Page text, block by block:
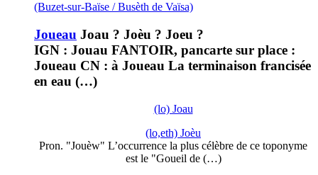
(Buzet-sur-Baïse / Busèth de Vaïsa)
Joueau Joau ? Joèu ? Joeu ?
IGN : Jouau FANTOIR, pancarte sur place :
Joueau CN : à Joueau La terminaison francisée
en eau (…)
(lo) Joau
(lo,eth) Joèu
Pron. "Jouèw" L’occurrence la plus célèbre de ce toponyme
est le "Goueil de (…)